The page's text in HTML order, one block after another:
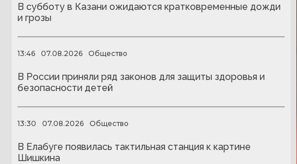
В субботу в Казани ожидаются кратковременные дожди
и грозы
13:46 07.08.2026 Общество
В России приняли ряд законов для защиты здоровья и
безопасности детей
13:30 07.08.2026 Общество
В Елабуге появилась тактильная станция к картине
Шишкина